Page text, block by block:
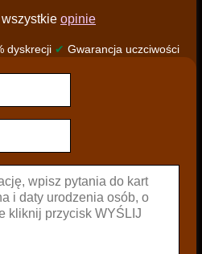
opinie
dyskrecji ✔ Gwarancja uczciwości